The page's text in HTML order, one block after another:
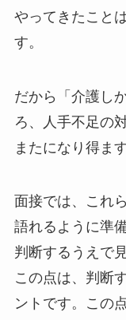
やってきたこと
す。
だから「介護し
ろ、人手不足の
またになり得ます
面接では、これ
語れるように準
判断するうえで
この点は、判断
ントです。この